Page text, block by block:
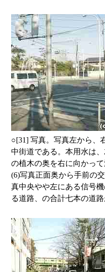
○[31] 写真。写真左から、
中街道である。本用水は
の植木の奥を右に向かっ
(6)写真正面奥から手前の
真中央やや左にある信号
る道路、の合計七本の道